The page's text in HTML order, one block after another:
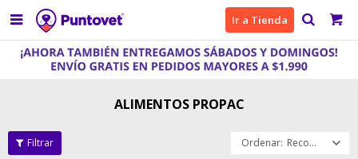
 Ir a Tienda
ALIMENTOS PROPAC
Recomendados